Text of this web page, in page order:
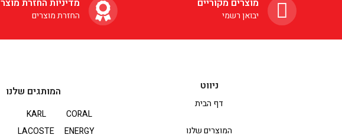
מוצרים מקוריים
יבואן רשמי
מדיניות החזרת מוצר
החזרת מוצרים
ניווט
דף הבית
המוצרים שלנו
המותגים שלנו
CORAL
ENERGY
KARL
LACOSTE